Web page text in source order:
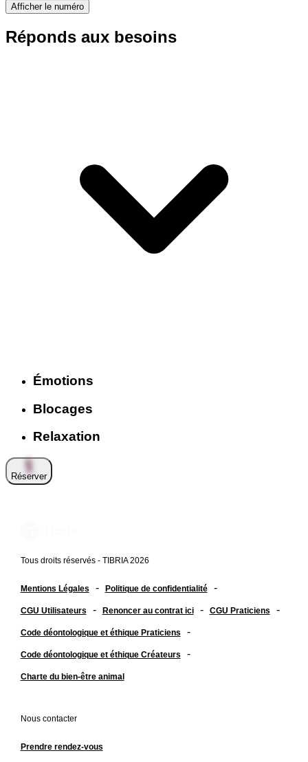
Afficher le numéro
Réponds aux besoins
Émotions
Blocages
Relaxation
Réserver
Tous droits réservés - TIBRIA 2026
Mentions Légales - Politique de confidentialité -
CGU Utilisateurs - Renoncer au contrat ici - CGU Praticiens -
Code déontologique et éthique Praticiens -
Code déontologique et éthique Créateurs -
Charte du bien-être animal
Nous contacter
Prendre rendez-vous